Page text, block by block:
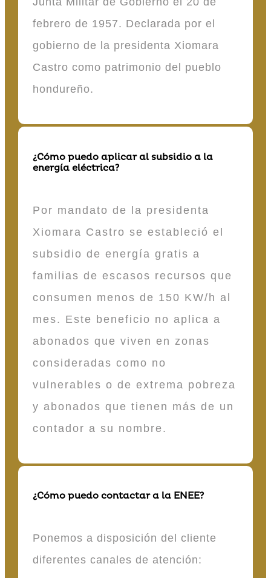
febrero de 1957. Declarada por el
gobierno de la presidenta Xiomara
Castro como patrimonio del pueblo
hondureño.
¿Cómo puedo aplicar al subsidio a la
energía eléctrica?
Por mandato de la presidenta
Xiomara Castro se estableció el
subsidio de energía gratis a
familias de escasos recursos que
consumen menos de 150 KW/h al
mes. Este beneficio no aplica a
abonados que viven en zonas
consideradas como no
vulnerables o de extrema pobreza
y abonados que tienen más de un
contador a su nombre.
¿Cómo puedo contactar a la ENEE?
Ponemos a disposición del cliente
diferentes canales de atención: